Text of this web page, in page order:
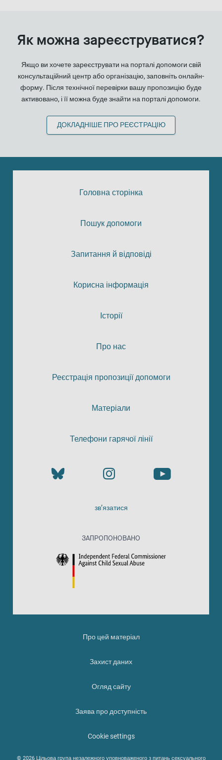
Як можна зареєструватися?
Якщо ви хочете зареєструвати на порталі допомоги свій
консультаційний центр або організацію, заповніть онлайн-
форму. Після технічної перевірки вашу пропозицію буде
активовано, і її можна буде знайти на порталі допомоги.
ДОКЛАДНІШЕ ПРО РЕЄСТРАЦІЮ
Головна сторінка
Пошук допомоги
Запитання й відповіді
Корисна інформація
Історії
Про нас
Реєстрація пропозиції допомоги
Матеріали
Телефони гарячої лінії
зв’язатися
ЗАПРОПОНОВАНО
Про цей матеріал
Захист даних
Огляд сайту
Заява про доступність
Cookie settings
© 2026 Цільова група незалежного уповноваженого з питань сексуального